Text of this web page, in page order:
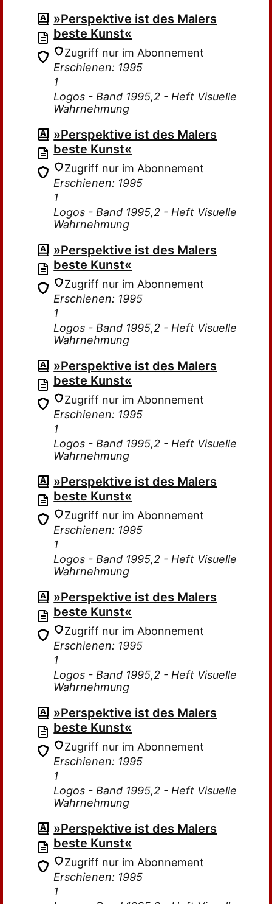
»Perspektive ist des Malers
beste Kunst«
Zugriff nur im Abonnement
Erschienen: 1995
1
Logos - Band 1995,2 - Heft Visuelle
Wahrnehmung
»Perspektive ist des Malers
beste Kunst«
Zugriff nur im Abonnement
Erschienen: 1995
1
Logos - Band 1995,2 - Heft Visuelle
Wahrnehmung
»Perspektive ist des Malers
beste Kunst«
Zugriff nur im Abonnement
Erschienen: 1995
1
Logos - Band 1995,2 - Heft Visuelle
Wahrnehmung
»Perspektive ist des Malers
beste Kunst«
Zugriff nur im Abonnement
Erschienen: 1995
1
Logos - Band 1995,2 - Heft Visuelle
Wahrnehmung
»Perspektive ist des Malers
beste Kunst«
Zugriff nur im Abonnement
Erschienen: 1995
1
Logos - Band 1995,2 - Heft Visuelle
Wahrnehmung
»Perspektive ist des Malers
beste Kunst«
Zugriff nur im Abonnement
Erschienen: 1995
1
Logos - Band 1995,2 - Heft Visuelle
Wahrnehmung
»Perspektive ist des Malers
beste Kunst«
Zugriff nur im Abonnement
Erschienen: 1995
1
Logos - Band 1995,2 - Heft Visuelle
Wahrnehmung
»Perspektive ist des Malers
beste Kunst«
Zugriff nur im Abonnement
Erschienen: 1995
1